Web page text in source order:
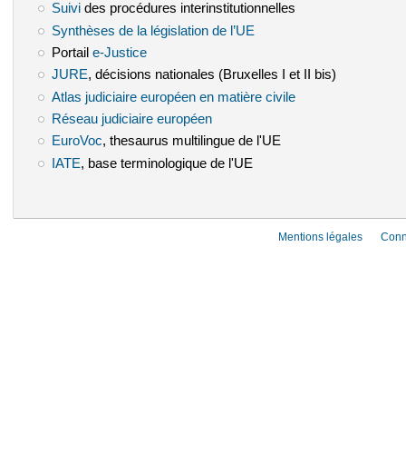
Suivi(le lien est externe)
des procédures interinstitutionnelles
Synthèses de la législation de l’UE
Portail e-Justice(le lien est externe)
JURE(le lien est externe)
, décisions nationales (Bruxelles I et II bis)
Atlas judiciaire européen en matière civile(le lien est externe)
Réseau judiciaire européen(le lien est externe)
EuroVoc(le lien est externe)
, thesaurus multilingue de l'UE
IATE (le lien est externe)
, base terminologique de l'UE
Mentions légales